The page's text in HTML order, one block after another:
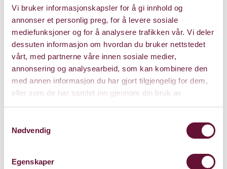
Vi bruker informasjonskapsler for å gi innhold og
annonser et personlig preg, for å levere sosiale
mediefunksjoner og for å analysere trafikken vår. Vi deler
dessuten informasjon om hvordan du bruker nettstedet
vårt, med partnerne våre innen sosiale medier,
annonsering og analysearbeid, som kan kombinere den
med annen informasjon du har gjort tilgjengelig for dem,
eller som de har samlet inn gjennom din bruk av
tjenestene deres.
Nødvendig
Egenskaper
Fredag 2. juni 2023
Kl. 19:00 Forestillingen er spilt